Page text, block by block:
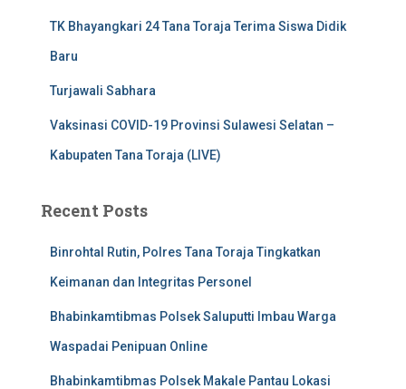
TK Bhayangkari 24 Tana Toraja Terima Siswa Didik
Baru
Turjawali Sabhara
Vaksinasi COVID-19 Provinsi Sulawesi Selatan –
Kabupaten Tana Toraja (LIVE)
Recent Posts
Binrohtal Rutin, Polres Tana Toraja Tingkatkan
Keimanan dan Integritas Personel
Bhabinkamtibmas Polsek Saluputti Imbau Warga
Waspadai Penipuan Online
Bhabinkamtibmas Polsek Makale Pantau Lokasi